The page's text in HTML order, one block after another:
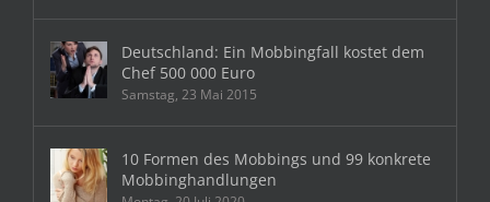
Deutschland: Ein Mobbingfall kostet dem
Chef 500 000 Euro
Samstag, 23 Mai 2015
10 Formen des Mobbings und 99 konkrete
Mobbinghandlungen